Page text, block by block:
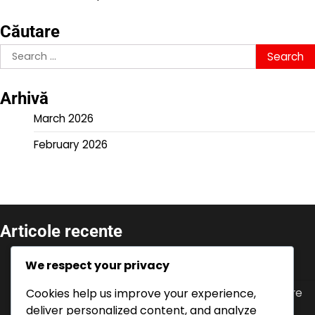
Căutare
Search
for:
Arhivă
March 2026
February 2026
Articole recente
Provocări de eveniment: Finalizarea sarcinilor,
Obținerea bonusurilor, Oferte limitate în timp
Istoricul V-Bucks: Înțelegerea promoțiilor anterioare
pentru consolă, Tendințe, Schimbări pe piață
We respect your privacy
Cookies help us improve your experience,
deliver personalized content, and analyze